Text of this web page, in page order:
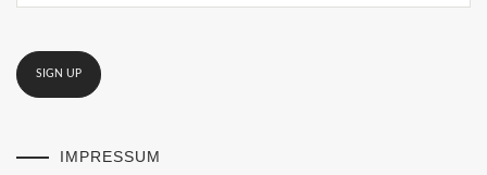
IMPRESSUM